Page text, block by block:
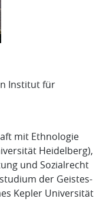
Institut für
mit Ethnologie
Heidelberg),
und Sozialrecht
der Geistes-
Kepler Universität